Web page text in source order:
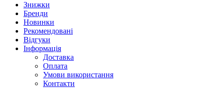
Знижки
Бренди
Новинки
Рекомендовані
Відгуки
Інформація
Доставка
Оплата
Умови використання
Контакти